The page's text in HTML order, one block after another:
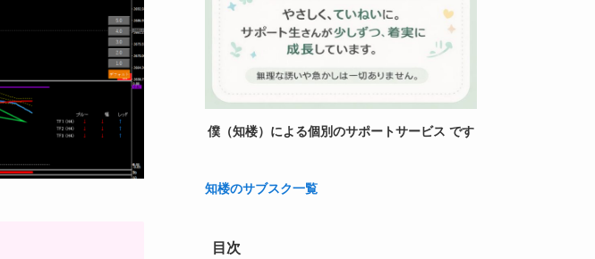
僕（知楼）による個別のサポートサービス です
知楼のサブスク一覧
目次